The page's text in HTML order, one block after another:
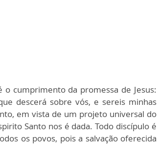
cumprimento da promessa de Jesus:
descerá sobre vós, e sereis minhas
em vista de um projeto universal do
Santo nos é dada. Todo discípulo é
os povos, pois a salvação oferecida